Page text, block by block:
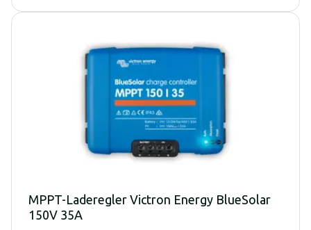
MPPT-Laderegler Victron Energy BlueSolar
150V 35A